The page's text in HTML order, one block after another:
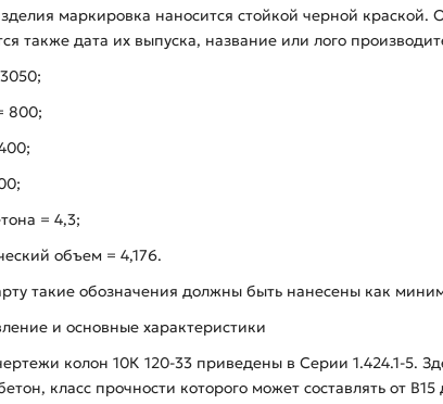
маркировка наносится стойкой черной
также дата их выпуска, название или лого
800;
= 4,3;
объем = 4,176.
такие обозначения должны быть нанесены как
и основные характеристики
колон 10К 120-33 приведены в Серии 1.424.1-5.
класс прочности которого может составлять от